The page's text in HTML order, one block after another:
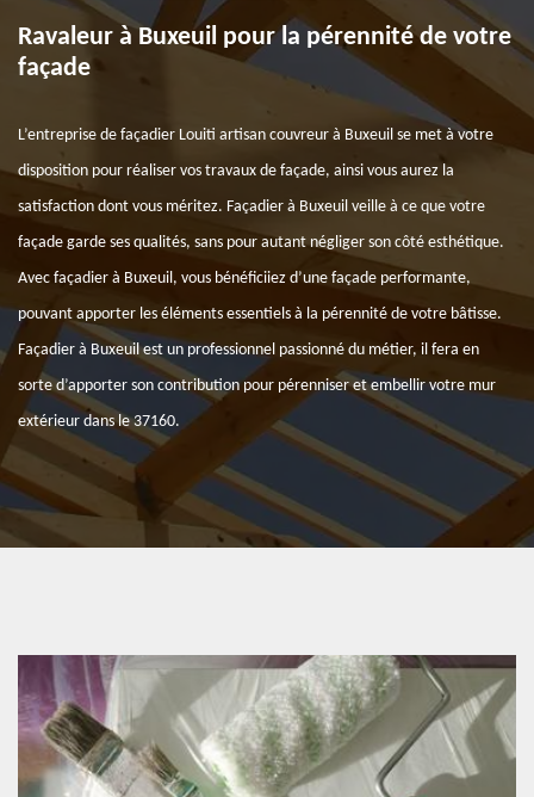
Ravaleur à Buxeuil pour la pérennité de votre
façade
L’entreprise de façadier Louiti artisan couvreur à Buxeuil se met à votre
disposition pour réaliser vos travaux de façade, ainsi vous aurez la
satisfaction dont vous méritez. Façadier à Buxeuil veille à ce que votre
façade garde ses qualités, sans pour autant négliger son côté esthétique.
Avec façadier à Buxeuil, vous bénéficiiez d’une façade performante,
pouvant apporter les éléments essentiels à la pérennité de votre bâtisse.
Façadier à Buxeuil est un professionnel passionné du métier, il fera en
sorte d’apporter son contribution pour pérenniser et embellir votre mur
extérieur dans le 37160.